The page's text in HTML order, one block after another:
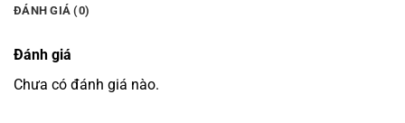
ĐÁNH GIÁ (0)
Đánh giá
Chưa có đánh giá nào.